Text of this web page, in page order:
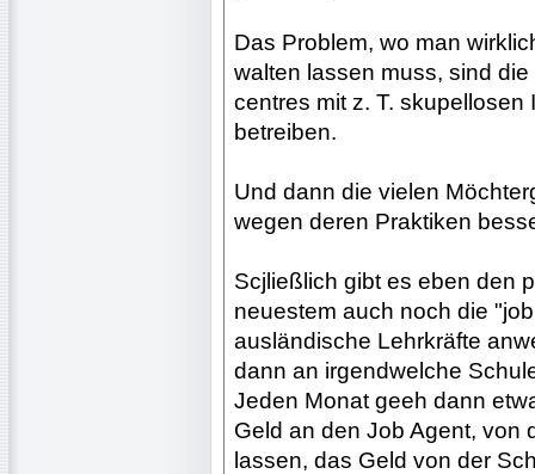
Das Problem, wo man
walten lassen muss, sind
centres mit z. T.
betreiben.
Und dann die vielen
wegen deren Praktiken
Scjließlich gibt es eben den
neuestem auch noch die
ausländische Lehrkräfte
dann an irgendwelche
Jeden Monat geeh dann
Geld an den Job Agent, von
lassen, das Geld von der